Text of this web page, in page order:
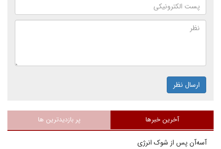
ارسال نظر
آخرین خبرها پر بازدیدترین ها
آسه‌آن پس از شوک انرژی